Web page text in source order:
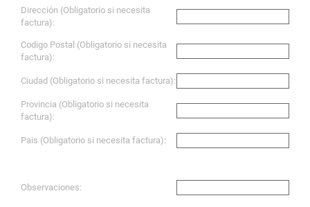
Dirección (Obligatorio si necesita
factura):
Codigo Postal (Obligatorio si necesita
factura):
Ciudad (Obligatorio si necesita factura):
Provincia (Obligatorio si necesita
factura):
Pais (Obligatorio si necesita factura):
Observaciones: